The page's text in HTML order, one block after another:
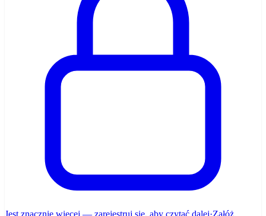
Jest znacznie więcej — zarejestruj się, aby czytać dalej·Załóż